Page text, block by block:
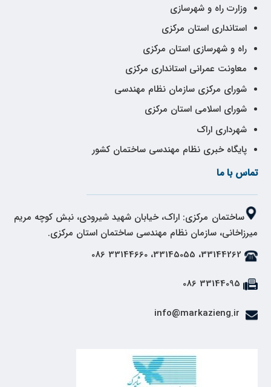
وزارت راه و شهرسازی
استانداری استان مرکزی
راه و شهرسازی استان مرکزی
معاونت عمرانی استانداری مرکزی
شورای مرکزی سازمان نظام مهندسی
شورای اسلامی استان مرکزی
شهرداری اراک
پایگاه خبری نظام مهندسی ساختمان کشور
تماس با ما
ساختمان مرکزی: اراک، خیابان شهید شیرودی، نبش کوچه مریم
میرزاخانی، سازمان نظام مهندسی ساختمان استان مرکزی.
33144262، 33145055، 33144660 086
33144095 086